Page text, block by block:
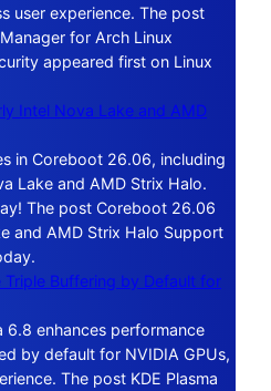
user experience. The post
for Arch Linux
appeared first on Linux
Intel Nova Lake and AMD
in Coreboot 26.06, including
Lake and AMD Strix Halo.
The post Coreboot 26.06
and AMD Strix Halo Support
Triple Buffering by Default for
6.8 enhances performance
by default for NVIDIA GPUs,
The post KDE Plasma